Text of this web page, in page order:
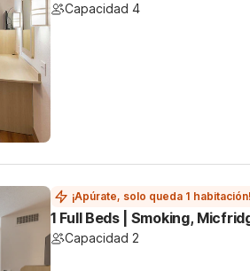
Capacidad 4
¡Apúrate, solo queda 1 habitación!
1 Full Beds | Smoking,
Capacidad 2